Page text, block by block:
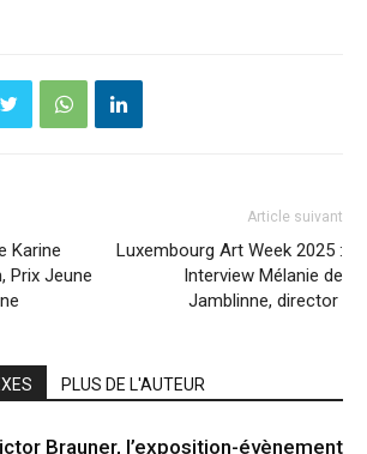
Karine
Prix Jeune
Article suivant
Luxembourg Art Week 2025 :
Interview Mélanie de
Jamblinne, director
PLUS DE L'AUTEUR
Brauner, l’exposition-évènement